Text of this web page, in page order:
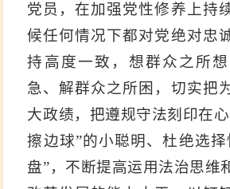
党员，在加强党性修养上持
候任何情况下都对党绝对忠
持高度一致，想群众之所
急、解群众之所困，切实把
大政绩，把遵规守法刻印在
擦边球”的小聪明、杜绝选
盘”，不断提高运用法治思维